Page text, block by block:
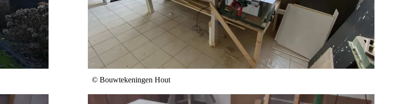
© Bouwtekeningen Hout